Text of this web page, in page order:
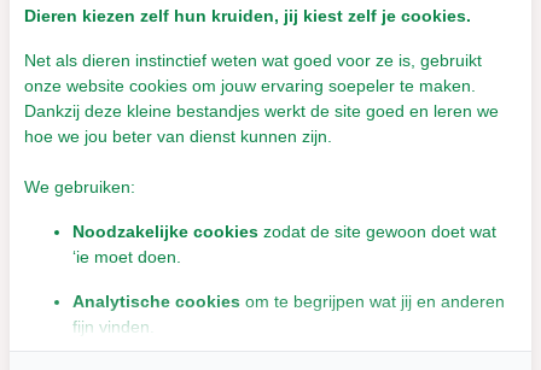
Trixie Speel- en
Snackbal - 8 cm
Ballenset -
Voordeelpak - 4 ballen -
Dieren kiezen zelf hun kruiden, jij kiest zelf je cookies.
Net als dieren instinctief weten wat goed voor ze is, gebruikt
onze website cookies om jouw ervaring soepeler te maken.
Dankzij deze kleine bestandjes werkt de site goed en leren we
hoe we jou beter van dienst kunnen zijn.
We gebruiken:
Noodzakelijke cookies zodat de site gewoon doet wat
‘ie moet doen.
Analytische cookies om te begrijpen wat jij en anderen
fijn vinden.